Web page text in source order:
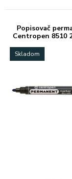
Popisovač
Centropen 8510
Skladom